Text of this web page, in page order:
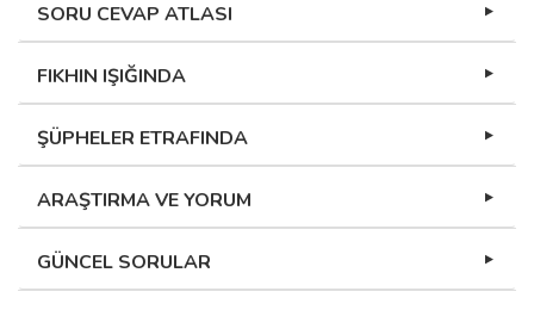
SORU CEVAP ATLASI
FIKHIN IŞIĞINDA
ŞÜPHELER ETRAFINDA
ARAŞTIRMA VE YORUM
GÜNCEL SORULAR